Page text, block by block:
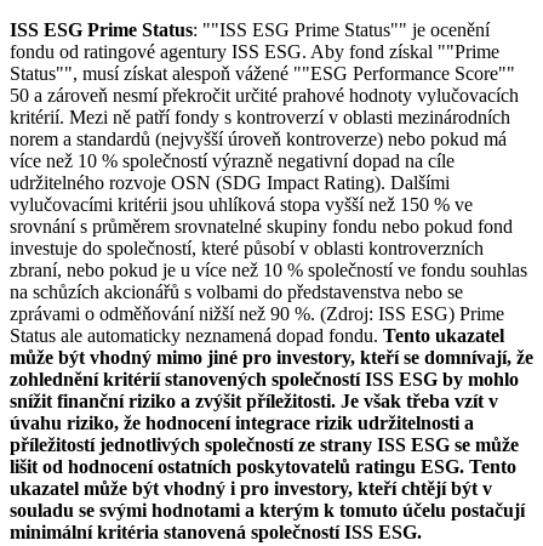
ISS ESG Prime Status: ""ISS ESG Prime Status"" je ocenění
fondu od ratingové agentury ISS ESG. Aby fond získal ""Prime
Status"", musí získat alespoň vážené ""ESG Performance Score""
50 a zároveň nesmí překročit určité prahové hodnoty vylučovacích
kritérií. Mezi ně patří fondy s kontroverzí v oblasti mezinárodních
norem a standardů (nejvyšší úroveň kontroverze) nebo pokud má
více než 10 % společností výrazně negativní dopad na cíle
udržitelného rozvoje OSN (SDG Impact Rating). Dalšími
vylučovacími kritérii jsou uhlíková stopa vyšší než 150 % ve
srovnání s průměrem srovnatelné skupiny fondu nebo pokud fond
investuje do společností, které působí v oblasti kontroverzních
zbraní, nebo pokud je u více než 10 % společností ve fondu souhlas
na schůzích akcionářů s volbami do představenstva nebo se
zprávami o odměňování nižší než 90 %. (Zdroj: ISS ESG) Prime
Status ale automaticky neznamená dopad fondu. Tento ukazatel
může být vhodný mimo jiné pro investory, kteří se domnívají, že
zohlednění kritérií stanovených společností ISS ESG by mohlo
snížit finanční riziko a zvýšit příležitosti. Je však třeba vzít v
úvahu riziko, že hodnocení integrace rizik udržitelnosti a
příležitostí jednotlivých společností ze strany ISS ESG se může
lišit od hodnocení ostatních poskytovatelů ratingu ESG. Tento
ukazatel může být vhodný i pro investory, kteří chtějí být v
souladu se svými hodnotami a kterým k tomuto účelu postačují
minimální kritéria stanovená společností ISS ESG.